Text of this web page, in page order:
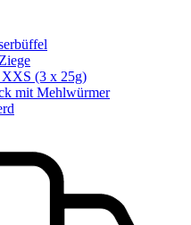
(3 x 25g)
mit Mehlwürmer